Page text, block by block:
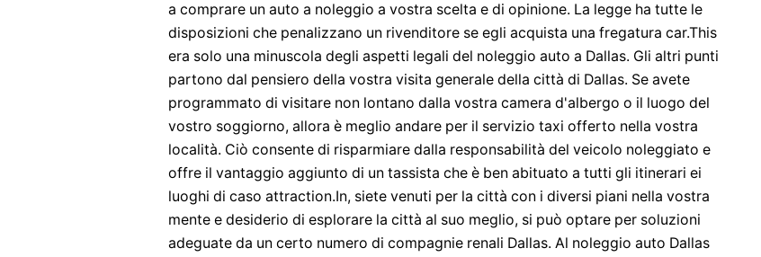
a comprare un auto a noleggio a vostra scelta e di opinione. La legge ha tutte le
disposizioni che penalizzano un rivenditore se egli acquista una fregatura car.This
era solo una minuscola degli aspetti legali del noleggio auto a Dallas. Gli altri punti
partono dal pensiero della vostra visita generale della città di Dallas. Se avete
programmato di visitare non lontano dalla vostra camera d'albergo o il luogo del
vostro soggiorno, allora è meglio andare per il servizio taxi offerto nella vostra
località. Ciò consente di risparmiare dalla responsabilità del veicolo noleggiato e
offre il vantaggio aggiunto di un tassista che è ben abituato a tutti gli itinerari ei
luoghi di caso attraction.In, siete venuti per la città con i diversi piani nella vostra
mente e desiderio di esplorare la città al suo meglio, si può optare per soluzioni
adeguate da un certo numero di compagnie renali Dallas. Al noleggio auto Dallas